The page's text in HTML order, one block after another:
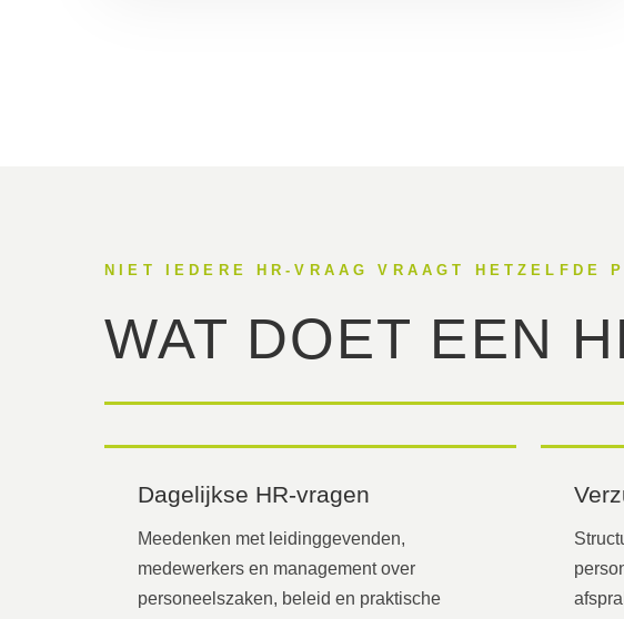
NIET IEDERE HR-VRAAG VRAAGT HETZELFDE
WAT DOET EEN
Dagelijkse HR-vragen
Meedenken met leidinggevenden,
medewerkers en management over
personeelszaken, beleid en praktische